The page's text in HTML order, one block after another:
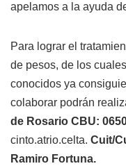
apelamos a la ayuda
Para lograr el
de pesos, de los
conocidos ya
colaborar podrán
de Rosario CBU:
cinto.atrio.celta. Cuit/
Ramiro Fortuna.